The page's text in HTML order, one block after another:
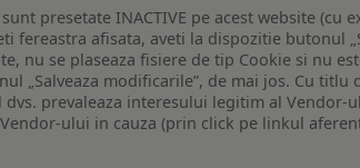
presetate INACTIVE pe acest website (cu
fereastra afisata, aveti la dispozitie butonul
nu se plaseaza fisiere de tip Cookie si nu
„Salveaza modificarile”, de mai jos. Cu titlu
prevaleaza interesului legitim al Vendor-
ului in cauza (prin click pe linkul